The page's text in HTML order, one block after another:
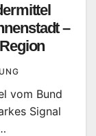
–
vom Bund
Signal